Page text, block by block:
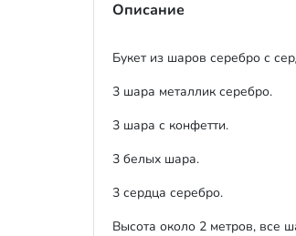
Описание
Букет из шаров серебро с
3 шара металлик серебро.
3 шара с конфетти.
3 белых шара.
3 сердца серебро.
Высота около 2 метров, все